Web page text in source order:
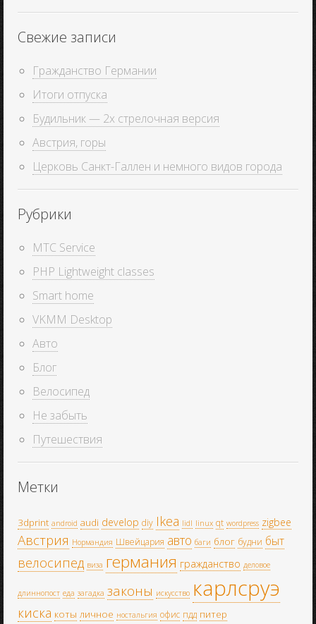
Свежие записи
Гражданство Германии
Итоги отпуска
Будильник — 2х стрелочная версия
Австрия, горы
Церковь Санкт-Галлен и немного видов города
Рубрики
MTC Service
PHP Lightweight classes
Smart home
VKMM Desktop
Авто
Блог
Велосипед
Не забыть
Путешествия
Метки
3dprint android audi develop diy Ikea lidl linux qt wordpress zigbee
Австрия Нормандия Швейцария авто баги блог будни быт
велосипед виза германия гражданство деловое
длиннопост еда загадка законы искусство карлсруэ
киска коты личное ностальгия офис пдд питер